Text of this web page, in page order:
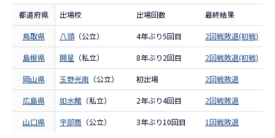
都道府県 出場校 出場回数 最終結果
鳥取県 八頭（公立） 4年ぶり5回目 2回戦敗退(初戦)
島根県 開星 （私立） 8年ぶり2回目 2回戦敗退(初戦)
岡山県 玉野光南 （公立） 初出場 2回戦敗退
広島県 如水館 （私立） 2年ぶり4回目 2回戦敗退
山口県 宇部商 （公立） 3年ぶり10回目 1回戦敗退